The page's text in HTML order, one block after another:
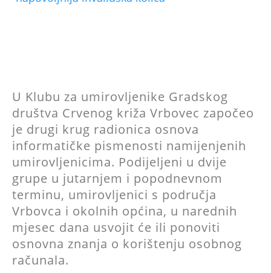
U Klubu za umirovljenike Gradskog
društva Crvenog križa Vrbovec započeo
je drugi krug radionica osnova
informatičke pismenosti namijenjenih
umirovljenicima. Podijeljeni u dvije
grupe u jutarnjem i popodnevnom
terminu, umirovljenici s područja
Vrbovca i okolnih općina, u narednih
mjesec dana usvojit će ili ponoviti
osnovna znanja o korištenju osobnog
računala.